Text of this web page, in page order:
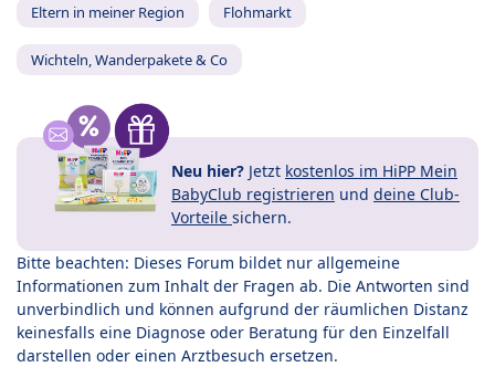
Eltern in meiner Region Flohmarkt
Wichteln, Wanderpakete & Co
Neu hier? Jetzt kostenlos im HiPP Mein
BabyClub registrieren und deine Club-
Vorteile sichern.
Bitte beachten: Dieses Forum bildet nur allgemeine
Informationen zum Inhalt der Fragen ab. Die Antworten sind
unverbindlich und können aufgrund der räumlichen Distanz
keinesfalls eine Diagnose oder Beratung für den Einzelfall
darstellen oder einen Arztbesuch ersetzen.